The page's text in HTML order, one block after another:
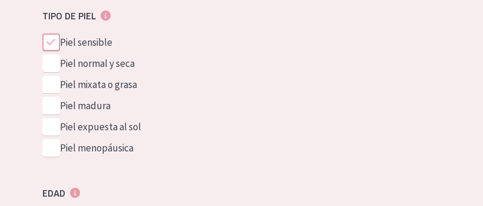
TIPO DE PIEL
Piel sensible
Piel normal y seca
Piel mixata o grasa
Piel madura
Piel expuesta al sol
Piel menopáusica
EDAD